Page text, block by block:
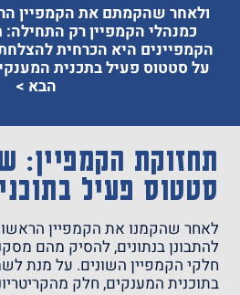
ולאחר שהקמתם את הקמפיין
כמנהלי הקמפיין רק
הקמפיינים היא הכרחית
על סטטוס פעיל בתכנית
הבא >
תחזוקת הקמפיין:
סטטוס פעיל
לאחר שהקמנו את הקמפיין
להתבונן בנתונים, להסיק מהם
חלקי הקמפיין השונים. על מנת
בתוכנית המענקים, חלק